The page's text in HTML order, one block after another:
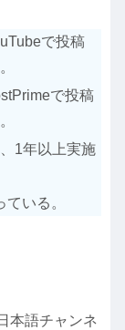
で投稿
で投稿
1年以上実施
いる。
本語チャンネ